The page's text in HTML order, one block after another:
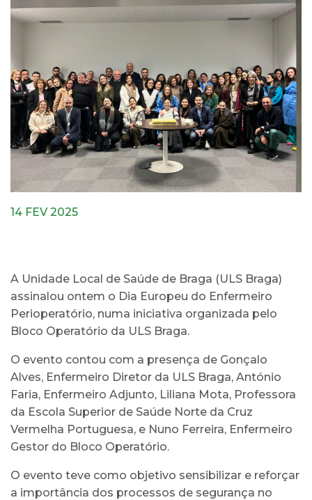
14 FEV 2025
A Unidade Local de Saúde de Braga (ULS Braga)
assinalou ontem o Dia Europeu do Enfermeiro
Perioperatório, numa iniciativa organizada pelo
Bloco Operatório da ULS Braga.
O evento contou com a presença de Gonçalo
Alves, Enfermeiro Diretor da ULS Braga, António
Faria, Enfermeiro Adjunto, Liliana Mota, Professora
da Escola Superior de Saúde Norte da Cruz
Vermelha Portuguesa, e Nuno Ferreira, Enfermeiro
Gestor do Bloco Operatório.
O evento teve como objetivo sensibilizar e reforçar
a importância dos processos de segurança no